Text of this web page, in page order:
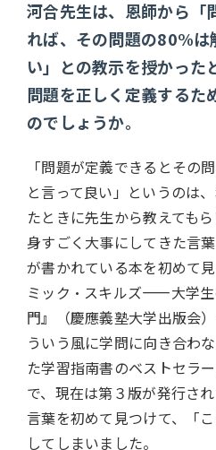
河合先生は、恩師から「
れば、その問題の80%は
い」との教示を授かった
問題を正しく定義するた
のでしょうか。
「問題が定義できるとその
と言って良い」というのは
たときに先生から教えても
身すごく大事にしてきた言
が書かれている本を初めて
ミック・スキルズ――大学
門』（慶應義塾大学出版会
ういう風に学問に向き合わ
た学習指南書のベストセラ
で、現在は第３版が発行さ
言葉を初めて見つけて、「
してしまいました。